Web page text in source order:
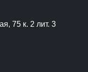
75 к. 2 лит. 3